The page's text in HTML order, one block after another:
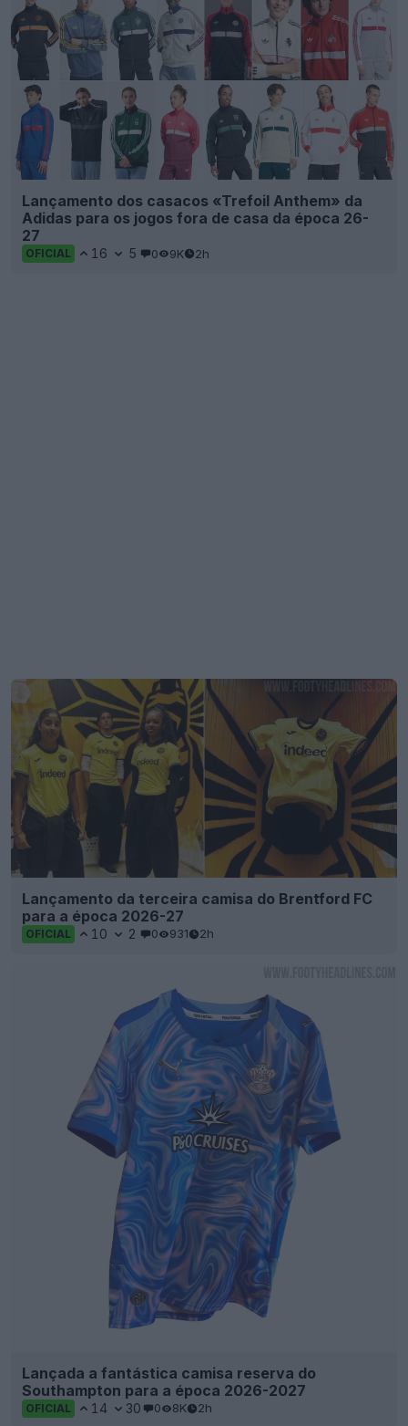
Lançamento dos casacos «Trefoil Anthem» da
Adidas para os jogos fora de casa da época 26-
27
OFICIAL 16 5 0 9K 2h
Lançamento da terceira camisa do Brentford FC
para a época 2026-27
OFICIAL 10 2 0 931 2h
Lançada a fantástica camisa reserva do
Southampton para a época 2026-2027
OFICIAL 14 30 0 8K 2h